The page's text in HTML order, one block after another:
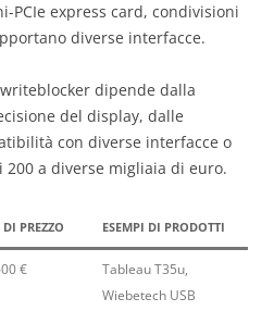
PCIe express card, condivisioni
diverse interfacce.
dipende dalla
del display, dalle
con diverse interfacce o
a diverse migliaia di euro.
PREZZO ESEMPI DI PRODOTTI
€
Tableau T35u,
Wiebetech USB